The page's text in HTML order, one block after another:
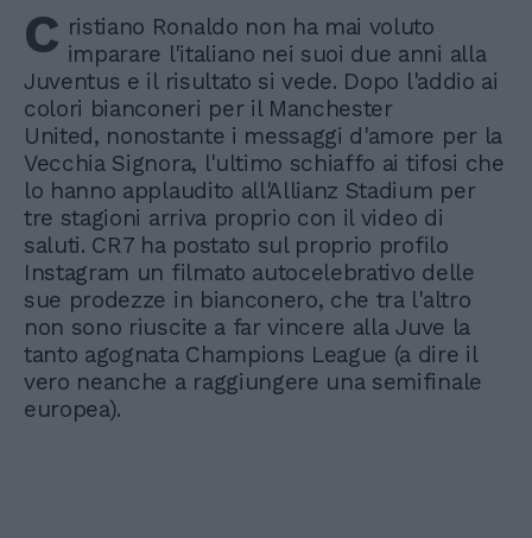
C ristiano Ronaldo non ha mai voluto
imparare l'italiano nei suoi due anni alla
Juventus e il risultato si vede. Dopo l'addio ai
colori bianconeri per il Manchester
United, nonostante i messaggi d'amore per la
Vecchia Signora, l'ultimo schiaffo ai tifosi che
lo hanno applaudito all'Allianz Stadium per
tre stagioni arriva proprio con il video di
saluti. CR7 ha postato sul proprio profilo
Instagram un filmato autocelebrativo delle
sue prodezze in bianconero, che tra l'altro
non sono riuscite a far vincere alla Juve la
tanto agognata Champions League (a dire il
vero neanche a raggiungere una semifinale
europea).